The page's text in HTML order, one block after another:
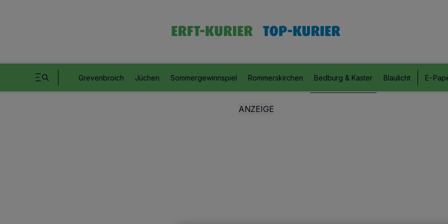
Grevenbroich Jüchen Sommergewinnspiel Rommerskirchen Bedburg & Kaster Blaulicht E-